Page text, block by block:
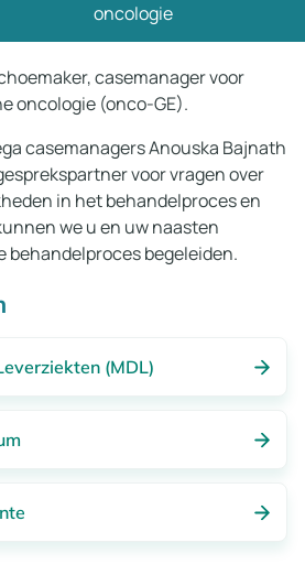
oncologie
casemanager voor
oncologie (onco-GE).
casemanagers Anouska Bajnath
voor vragen over
in het behandelproces en
we u en uw naasten
behandelproces begeleiden.
(MDL)